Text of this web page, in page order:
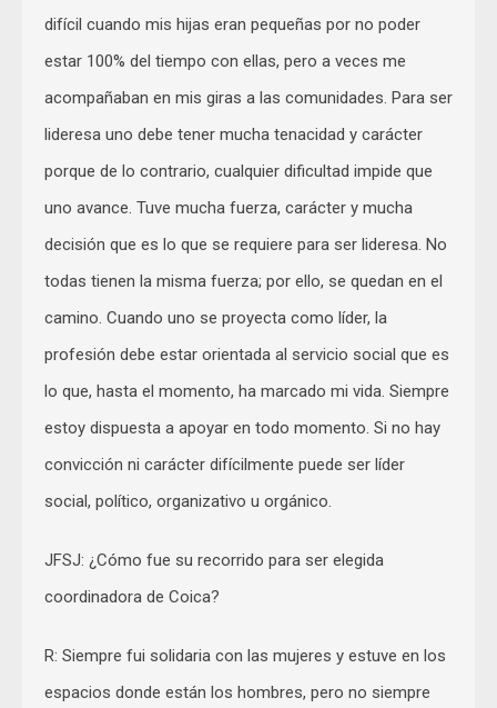
difícil cuando mis hijas eran pequeñas por no poder
estar 100% del tiempo con ellas, pero a veces me
acompañaban en mis giras a las comunidades. Para ser
lideresa uno debe tener mucha tenacidad y carácter
porque de lo contrario, cualquier dificultad impide que
uno avance. Tuve mucha fuerza, carácter y mucha
decisión que es lo que se requiere para ser lideresa. No
todas tienen la misma fuerza; por ello, se quedan en el
camino. Cuando uno se proyecta como líder, la
profesión debe estar orientada al servicio social que es
lo que, hasta el momento, ha marcado mi vida. Siempre
estoy dispuesta a apoyar en todo momento. Si no hay
convicción ni carácter difícilmente puede ser líder
social, político, organizativo u orgánico.
JFSJ: ¿Cómo fue su recorrido para ser elegida
coordinadora de Coica?
R: Siempre fui solidaria con las mujeres y estuve en los
espacios donde están los hombres, pero no siempre